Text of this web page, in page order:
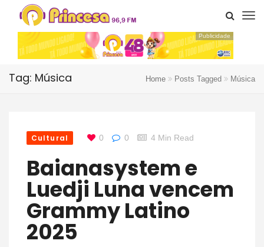
Publicidade
Tag: Música Home Posts Tagged Música
Cultural 0 0 4 Min Read
Baianasystem e
Luedji Luna vencem
Grammy Latino
2025